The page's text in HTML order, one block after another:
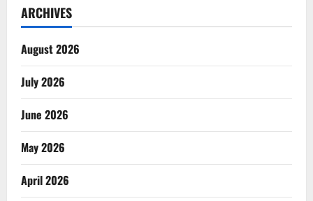
ARCHIVES
August 2026
July 2026
June 2026
May 2026
April 2026